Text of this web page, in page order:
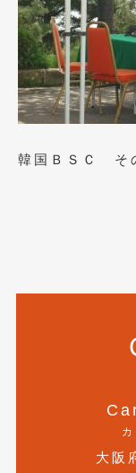
韓国ＢＳＣ そ
大阪